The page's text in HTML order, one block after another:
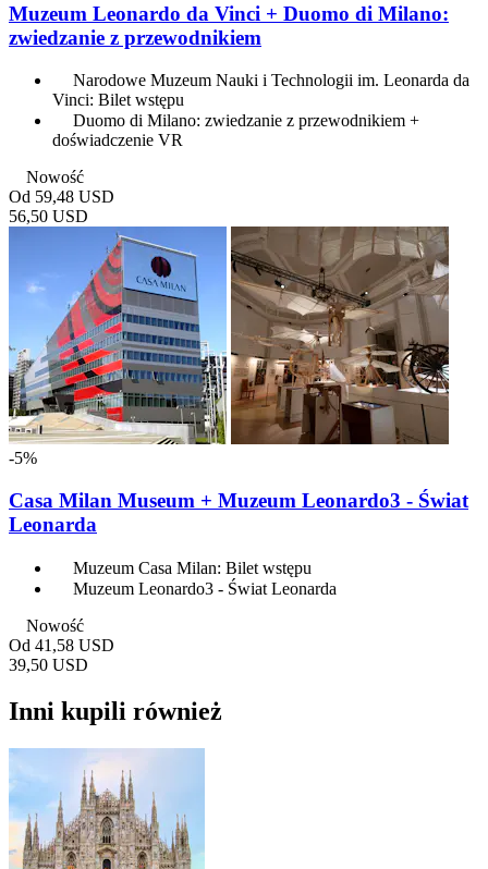
Muzeum Leonardo da Vinci + Duomo di Milano:
zwiedzanie z przewodnikiem
Narodowe Muzeum Nauki i Technologii im. Leonarda da
Vinci: Bilet wstępu
Duomo di Milano: zwiedzanie z przewodnikiem +
doświadczenie VR
Nowość
Od 59,48 USD
56,50 USD
-5%
Casa Milan Museum + Muzeum Leonardo3 - Świat
Leonarda
Muzeum Casa Milan: Bilet wstępu
Muzeum Leonardo3 - Świat Leonarda
Nowość
Od 41,58 USD
39,50 USD
Inni kupili również